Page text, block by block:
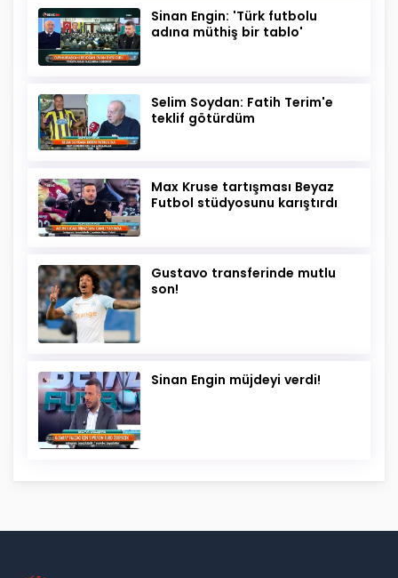
Sinan Engin: 'Türk futbolu
adına müthiş bir tablo'
Selim Soydan: Fatih Terim'e
teklif götürdüm
Max Kruse tartışması Beyaz
Futbol stüdyosunu karıştırdı
Gustavo transferinde mutlu
son!
Sinan Engin müjdeyi verdi!